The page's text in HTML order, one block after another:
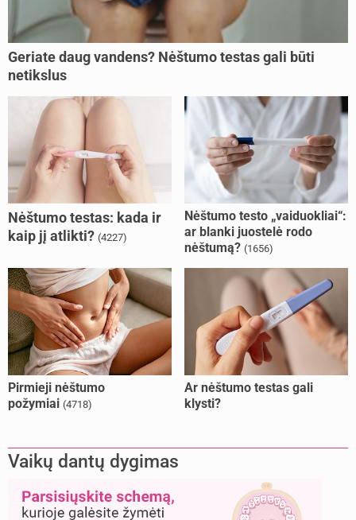
Geriate daug vandens? Nėštumo testas gali būti
netikslus
Nėštumo testas: kada ir
kaip jį atlikti? (4227)
Nėštumo testo „vaiduokliai“:
ar blanki juostelė rodo
nėštumą? (1656)
Pirmieji nėštumo
požymiai (4718)
Ar nėštumo testas gali
klysti?
Vaikų dantų dygimas